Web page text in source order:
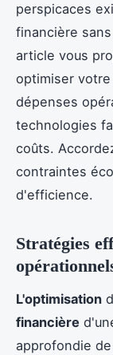
perspicaces
financière
article vous
optimiser
dépenses
technologies
coûts.
contraintes
d'efficience.
Stratégies
L'optimisation
financière
approfondie